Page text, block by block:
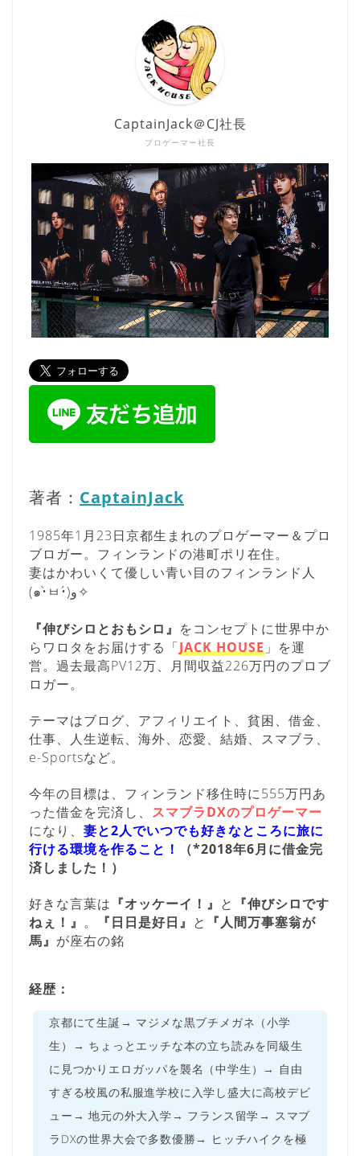
プロゲーマー社長
CaptainJack＠CJ社長
著者： CaptainJack
1985年1月23日京都生まれのプロゲーマー＆プロ
ブロガー。フィンランドの港町ポリ在住。
妻はかわいくて優しい青い目のフィンランド人
(๑•̀ㅂ•́)و✧
『伸びシロとおもシロ』 をコンセプトに世界中か
らワロタをお届けする「JACK HOUSE 」を運
営。過去最高PV12万、月間収益226万円のプロブ
ロガー。
テーマはブログ、アフィリエイト、貧困、借金、
仕事、人生逆転、海外、恋愛、結婚、スマブラ、
e-Sportsなど。
今年の目標は、フィンランド移住時に555万円あ
った借金を完済し、 スマブラDXのプロゲーマー
になり、 妻と2人でいつでも好きなところに旅に
行ける環境を作ること！
（*2018年6月に借金完
済しました！）
好きな言葉は 『オッケーイ！』 と 『伸びシロです
ねぇ！』 。 『日日是好日』 と 『人間万事塞翁が
馬』 が座右の銘
経歴：
京都にて生誕→ マジメな黒ブチメガネ（小学
生）→ ちょっとエッチな本の立ち読みを同級生
に見つかりエロガッパを襲名（中学生）→ 自由
すぎる校風の私服進学校に入学し盛大に高校デビ
ュー→ 地元の外大入学→ フランス留学→ スマブ
ラDXの世界大会で多数優勝→ ヒッチハイクを極